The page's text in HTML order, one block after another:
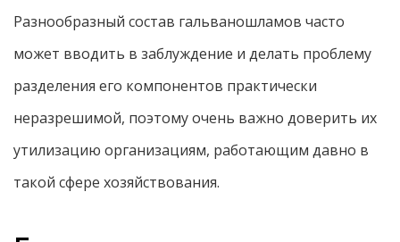
Разнообразный состав гальваношламов часто
может вводить в заблуждение и делать проблему
разделения его компонентов практически
неразрешимой, поэтому очень важно доверить их
утилизацию организациям, работающим давно в
такой сфере хозяйствования.